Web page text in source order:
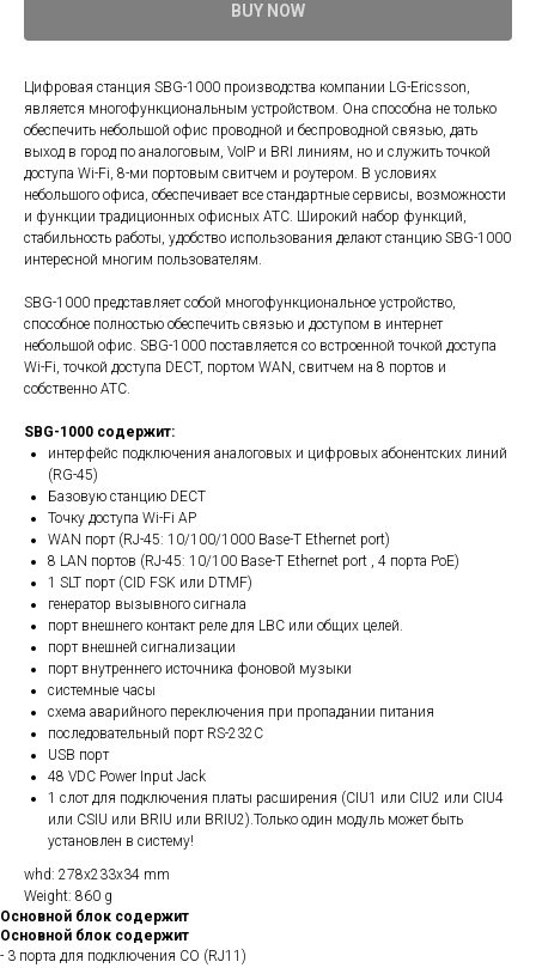
BUY NOW
Цифровая станция SBG-1000 производства компании LG-Ericsson,
является многофункциональным устройством. Она способна не только
обеспечить небольшой офис проводной и беспроводной связью, дать
выход в город по аналоговым, VoIP и BRI линиям, но и служить точкой
доступа Wi-Fi, 8-ми портовым свитчем и роутером. В условиях
небольшого офиса, обеспечивает все стандартные сервисы, возможности
и функции традиционных офисных АТС. Широкий набор функций,
стабильность работы, удобство использования делают станцию SBG-1000
интересной многим пользователям.
SBG-1000 представляет собой многофункциональное устройство,
способное полностью обеспечить связью и доступом в интернет
небольшой офис. SBG-1000 поставляется со встроенной точкой доступа
Wi-Fi, точкой доступа DECT, портом WAN, свитчем на 8 портов и
собственно АТС.
SBG-1000 содержит:
интерфейс подключения аналоговых и цифровых абонентских линий
(RG-45)
Базовую станцию DECT
Точку доступа Wi-Fi AP
WAN порт (RJ-45: 10/100/1000 Base-T Ethernet port)
8 LAN портов (RJ-45: 10/100 Base-T Ethernet port , 4 порта PoE)
1 SLT порт (CID FSK или DTMF)
генератор вызывного сигнала
порт внешнего контакт реле для LBC или общих целей.
порт внешней сигнализации
порт внутреннего источника фоновой музыки
системные часы
схема аварийного переключения при пропадании питания
последовательный порт RS-232C
USB порт
48 VDC Power Input Jack
1 слот для подключения платы расширения (CIU1 или CIU2 или CIU4
или CSIU или BRIU или BRIU2).Только один модуль может быть
установлен в систему!
whd: 278x233x34 mm
Weight: 860 g
Основной блок содержит
Основной блок содержит
- 3 порта для подключения СО (RJ11)